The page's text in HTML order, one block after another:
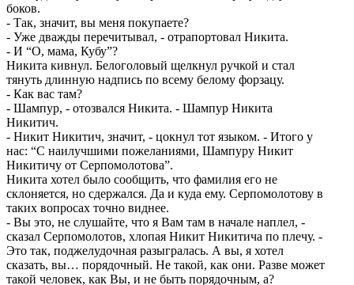
боков.
- Так, значит, вы меня покупаете?
- Уже дважды перечитывал, - отрапортовал Никита.
- И “О, мама, Кубу”?
Никита кивнул. Белоголовый щелкнул ручкой и стал
тянуть длинную надпись по всему белому форзацу.
- Как вас там?
- Шампур, - отозвался Никита. - Шампур Никита
Никитич.
- Никит Никитич, значит, - цокнул тот языком. - Итого у
нас: “С наилучшими пожеланиями, Шампуру Никит
Никитичу от Серпомолотова”.
Никита хотел было сообщить, что фамилия его не
склоняется, но сдержался. Да и куда ему. Серпомолотову в
таких вопросах точно виднее.
- Вы это, не слушайте, что я Вам там в начале наплел, -
сказал Серпомолотов, хлопая Никит Никитича по плечу. -
Это так, поджелудочная разыгралась. А вы, я хотел
сказать, вы… порядочный. Не такой, как они. Разве может
такой человек, как Вы, и не быть порядочным, а?